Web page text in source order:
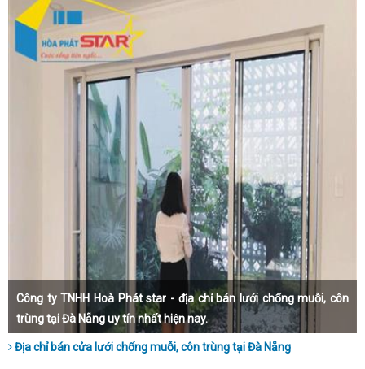
Công ty TNHH Hoà Phát star - địa chỉ bán lưới chống muỗi, côn
trùng tại Đà Nẵng uy tín nhất hiện nay.
Địa chỉ bán cửa lưới chống muỗi, côn trùng tại Đà Nẵng